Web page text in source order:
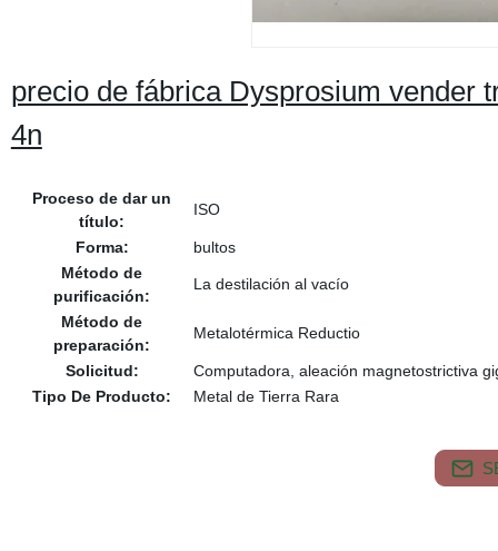
precio de fábrica Dysprosium vender
4n
Proceso de dar un
título:
ISO
Forma:
bultos
Método de
purificación:
La destilación al vacío
Método de
preparación:
Metalotérmica Reductio
Solicitud:
Computadora, aleación magnetostrictiva
Tipo De Producto:
Metal de Tierra Rara